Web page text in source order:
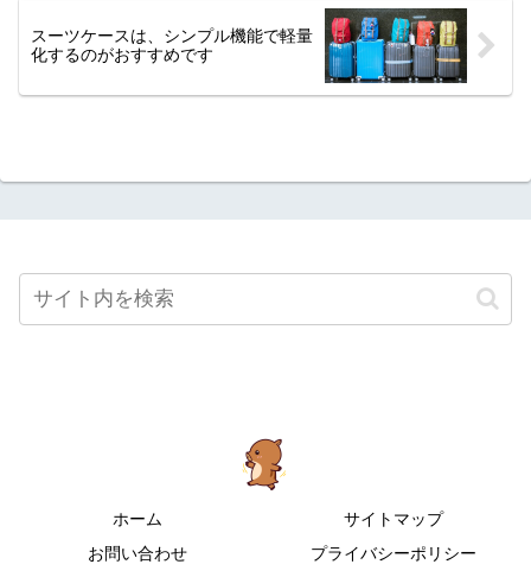
スーツケースは、シンプル機能で軽量
化するのがおすすめです
ホーム
サイトマップ
お問い合わせ
プライバシーポリシー